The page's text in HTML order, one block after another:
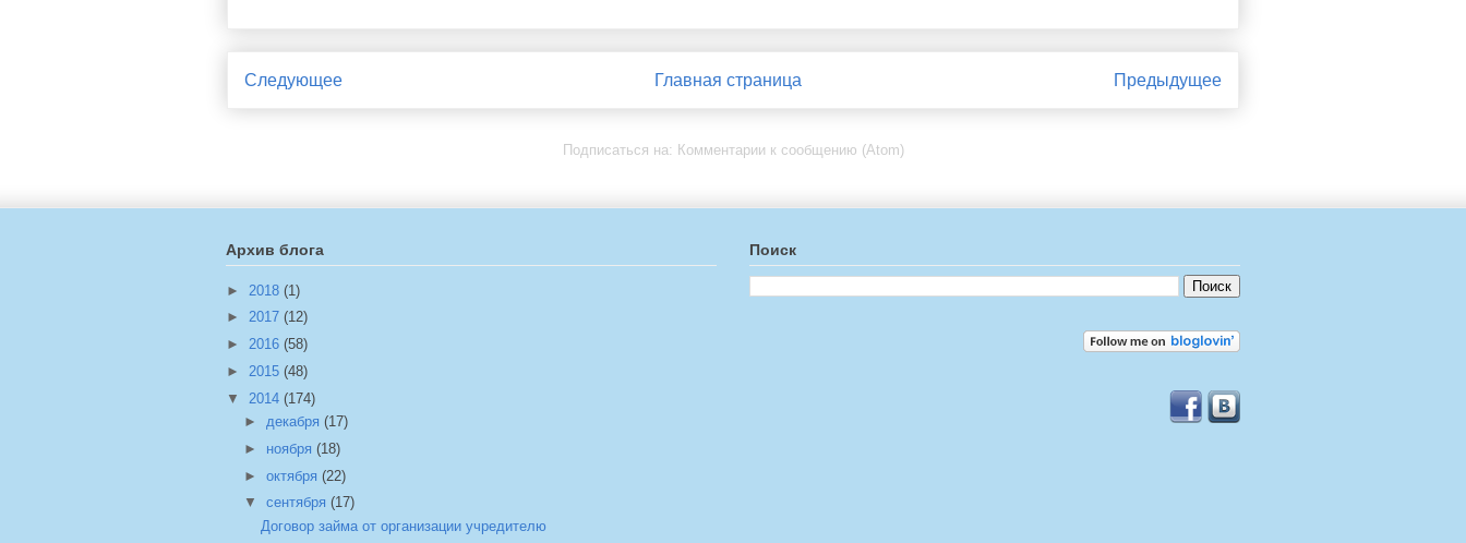
Следующее Предыдущее
Главная страница
Подписаться на: Комментарии к сообщению (Atom)
Архив блога
► 2018 (1)
► 2017 (12)
► 2016 (58)
► 2015 (48)
▼ 2014 (174)
► декабря (17)
► ноября (18)
► октября (22)
▼ сентября (17)
Договор займа от организации учредителю
Поиск